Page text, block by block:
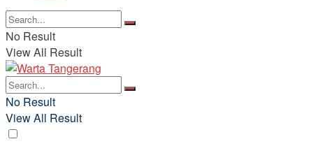
No Result
View All Result
No Result
View All Result